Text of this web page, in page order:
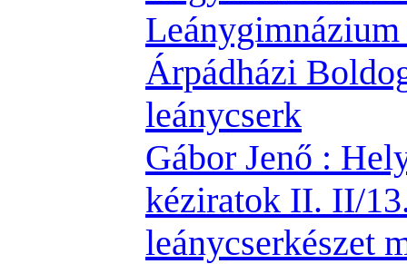
Leánygimnázium
Árpádházi
leánycserk
Gábor Jenő :
kéziratok II. II/
leánycserkészet